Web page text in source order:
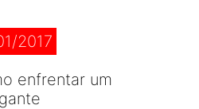
2017
enfrentar um